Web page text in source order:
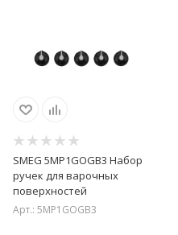
SMEG 5MP1GOGB3 Набор
ручек для варочных
поверхностей
Арт.: 5MP1GOGB3